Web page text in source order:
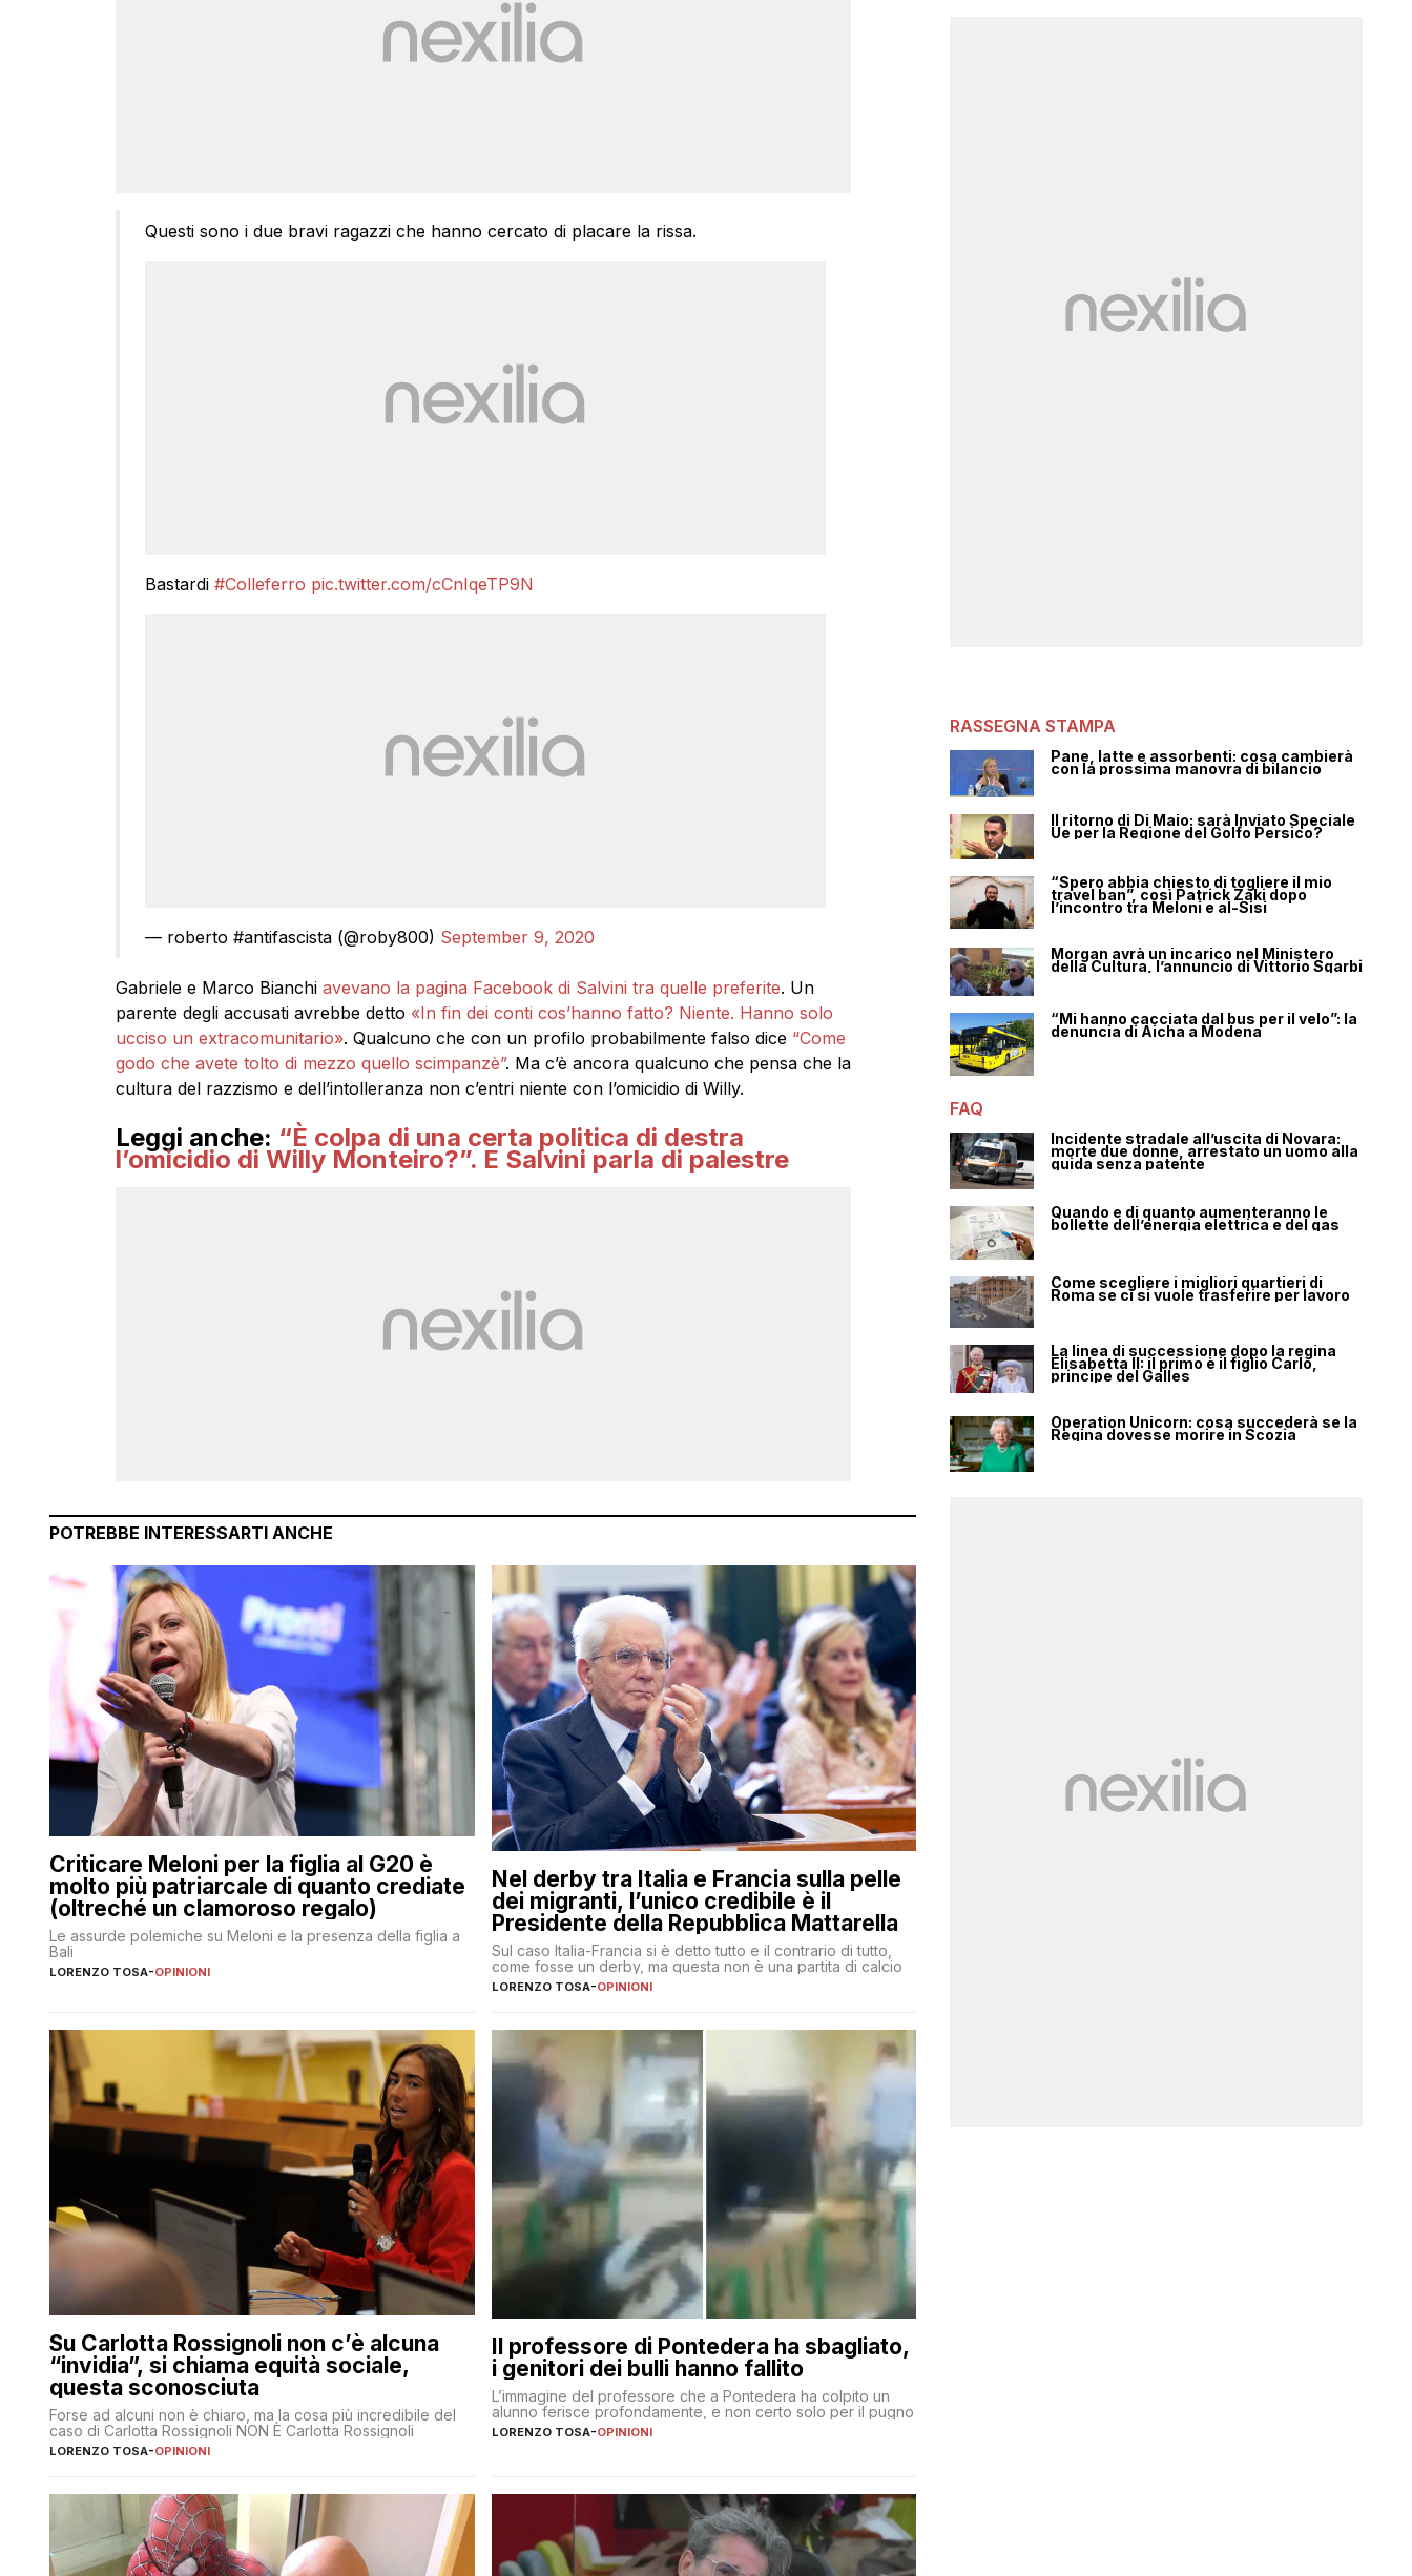
Questi sono i due bravi ragazzi che hanno cercato di placare la rissa.
Bastardi #Colleferro pic.twitter.com/cCnIqeTP9N
— roberto #antifascista (@roby800) September 9, 2020
Gabriele e Marco Bianchi avevano la pagina Facebook di Salvini tra quelle preferite. Un
parente degli accusati avrebbe detto «In fin dei conti cos’hanno fatto? Niente. Hanno solo
ucciso un extracomunitario». Qualcuno che con un profilo probabilmente falso dice “Come
godo che avete tolto di mezzo quello scimpanzè”. Ma c’è ancora qualcuno che pensa che la
cultura del razzismo e dell’intolleranza non c’entri niente con l’omicidio di Willy.
Leggi anche: “È colpa di una certa politica di destra
l’omicidio di Willy Monteiro?”. E Salvini parla di palestre
POTREBBE INTERESSARTI ANCHE
Criticare Meloni per la figlia al G20 è
molto più patriarcale di quanto crediate
(oltreché un clamoroso regalo)
Le assurde polemiche su Meloni e la presenza della figlia a
Bali
LORENZO TOSA-OPINIONI
Nel derby tra Italia e Francia sulla pelle
dei migranti, l’unico credibile è il
Presidente della Repubblica Mattarella
Sul caso Italia-Francia si è detto tutto e il contrario di tutto,
come fosse un derby, ma questa non è una partita di calcio
LORENZO TOSA-OPINIONI
Su Carlotta Rossignoli non c’è alcuna
“invidia”, si chiama equità sociale,
questa sconosciuta
Forse ad alcuni non è chiaro, ma la cosa più incredibile del
caso di Carlotta Rossignoli NON È Carlotta Rossignoli
LORENZO TOSA-OPINIONI
Il professore di Pontedera ha sbagliato,
i genitori dei bulli hanno fallito
L’immagine del professore che a Pontedera ha colpito un
alunno ferisce profondamente, e non certo solo per il pugno
LORENZO TOSA-OPINIONI
RASSEGNA STAMPA
Pane, latte e assorbenti: cosa cambierà
con la prossima manovra di bilancio
Il ritorno di Di Maio: sarà Inviato Speciale
Ue per la Regione del Golfo Persico?
“Spero abbia chiesto di togliere il mio
travel ban”, così Patrick Zaki dopo
l’incontro tra Meloni e al-Sisi
Morgan avrà un incarico nel Ministero
della Cultura, l’annuncio di Vittorio Sgarbi
“Mi hanno cacciata dal bus per il velo”: la
denuncia di Aicha a Modena
FAQ
Incidente stradale all’uscita di Novara:
morte due donne, arrestato un uomo alla
guida senza patente
Quando e di quanto aumenteranno le
bollette dell’energia elettrica e del gas
Come scegliere i migliori quartieri di
Roma se ci si vuole trasferire per lavoro
La linea di successione dopo la regina
Elisabetta II: il primo è il figlio Carlo,
principe del Galles
Operation Unicorn: cosa succederà se la
Regina dovesse morire in Scozia